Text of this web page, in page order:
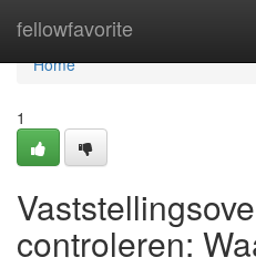
fellowfavorite
Home
Home
1
controleren: